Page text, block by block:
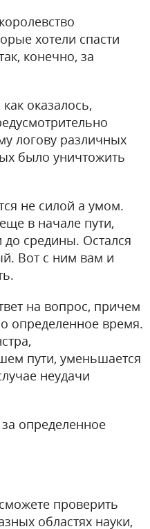
хотели спасти
конечно, за
оказалось,
логову различных
было уничтожить
не силой а умом.
в начале пути,
до средины. Остался
Вот с ним вам и
на вопрос, причем
определенное время.
пути, уменьшается
неудачи
определенное
проверить
областях науки,